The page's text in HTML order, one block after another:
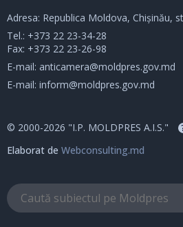
Adresa: Republica Moldova, Chișinău,
Tel.: +373 22 23-34-28
Fax: +373 22 23-26-98
E-mail: anticamera@moldpres.gov.md
E-mail: inform@moldpres.gov.md
© 2000-2026 "I.P. MOLDPRES A.I.S."
Elaborat de Webconsulting.md